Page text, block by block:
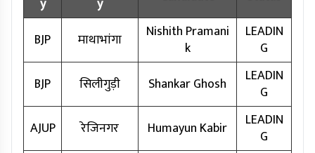
y
y
BJP माथाभांगा
Nishith Pramani
k
LEADIN
G
BJP
सिलीगुड़ी Shankar Ghosh
LEADIN
G
AJUP
रेजिनगर Humayun Kabir
LEADIN
G